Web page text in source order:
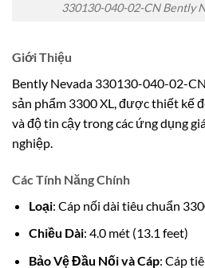
330130-040-02-CN Bently
Giới Thiệu
Bently Nevada 330130-040-02-
sản phẩm 3300 XL, được thiết kế
và độ tin cậy trong các ứng dụng
nghiệp.
Các Tính Năng Chính
Loại: Cáp nối dài tiêu chuẩn
Chiều Dài: 4.0 mét (13.1 feet)
Bảo Vệ Đầu Nối và Cáp: Cáp